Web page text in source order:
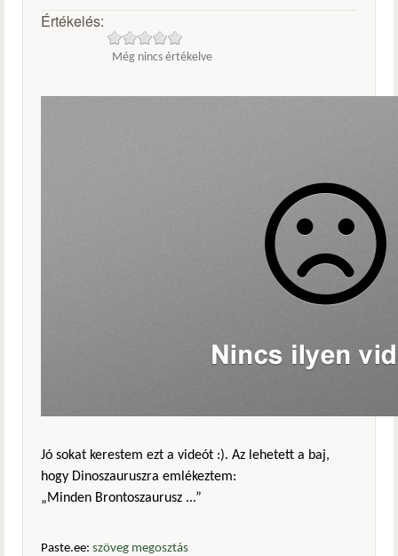
Értékelés:
Még nincs értékelve
Jó sokat kerestem ezt a videót :). Az lehetett a baj,
hogy Dinoszauruszra emlékeztem:
„Minden Brontoszaurusz ...”
Paste.ee: szöveg megosztás